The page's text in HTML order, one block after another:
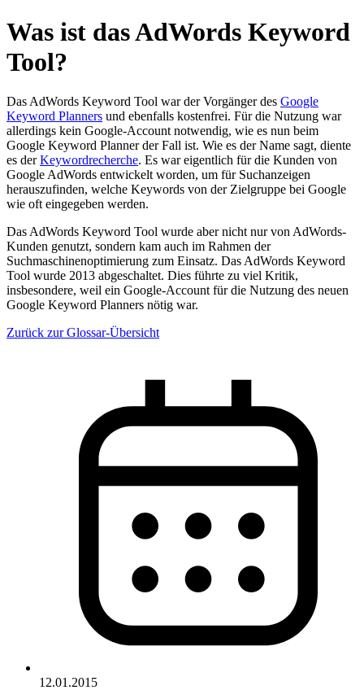
Was ist das AdWords Keyword
Tool?
Das AdWords Keyword Tool war der Vorgänger des Google
Keyword Planners und ebenfalls kostenfrei. Für die Nutzung war
allerdings kein Google-Account notwendig, wie es nun beim
Google Keyword Planner der Fall ist. Wie es der Name sagt, diente
es derKeywordrecherche. Es war eigentlich für die Kunden von
Google AdWords entwickelt worden, um für Suchanzeigen
herauszufinden, welche Keywords von der Zielgruppe bei Google
wie oft eingegeben werden.
Das AdWords Keyword Tool wurde aber nicht nur von AdWords-
Kunden genutzt, sondern kam auch im Rahmen der
Suchmaschinenoptimierung zum Einsatz. Das AdWords Keyword
Tool wurde 2013 abgeschaltet. Dies führte zu viel Kritik,
insbesondere, weil ein Google-Account für die Nutzung des neuen
Google Keyword Planners nötig war.
Zurück zur Glossar-Übersicht
12.01.2015